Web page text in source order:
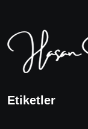
Etiketler